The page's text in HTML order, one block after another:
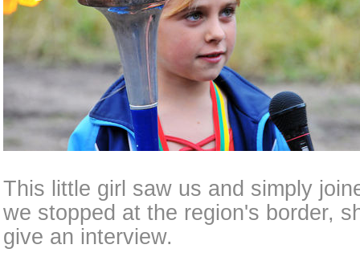
This little girl saw us and simply
we stopped at the region's border,
give an interview.